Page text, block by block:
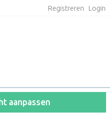
Registreren Login
aanpassen